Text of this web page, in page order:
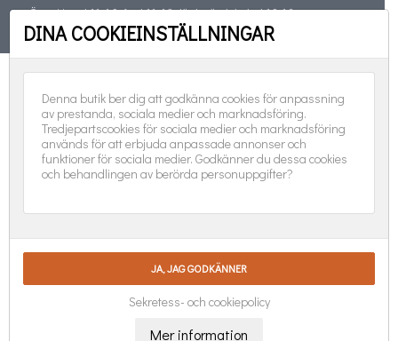
Öppet torsd 11-19, fred 11-18, lörd, sönd, helgd 10-16
TELEFON 08-551 501 31 FÖLJ OSS:
DINA COOKIEINSTÄLLNINGAR
Denna butik ber dig att godkänna cookies för anpassning
av prestanda, sociala medier och marknadsföring.
Tredjepartscookies för sociala medier och marknadsföring
används för att erbjuda anpassade annonser och
funktioner för sociala medier. Godkänner du dessa cookies
och behandlingen av berörda personuppgifter?
Sekretess- och cookiepolicy